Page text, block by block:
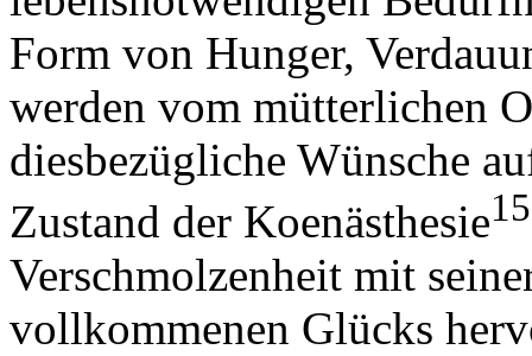
Form von Hunger,
werden vom mütterlichen
diesbezügliche Wünsche
Zustand der Koenästhesie15
Verschmolzenheit mit
vollkommenen Glücks